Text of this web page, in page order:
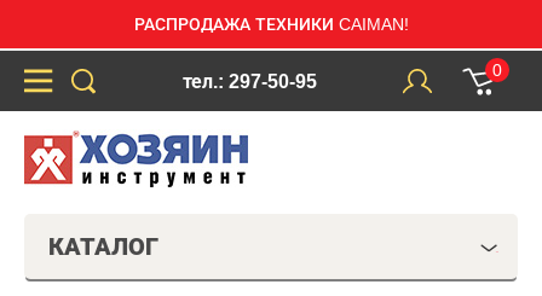
РАСПРОДАЖА ТЕХНИКИ CAIMAN!
тел.: 297-50-95
0
КАТАЛОГ